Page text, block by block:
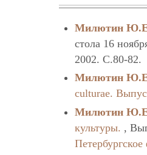
Милютин
стола 16
2002. C.80-82.
Милютин
culturae.
Милютин
культуры. ,